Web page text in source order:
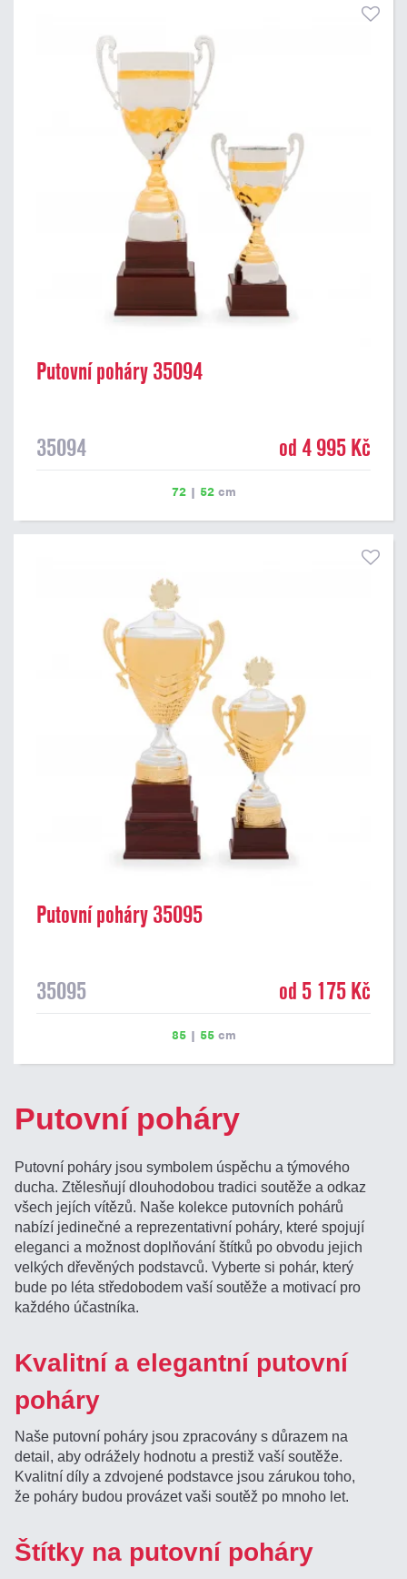
Putovní poháry 35094
35094 od 4 995 Kč
72| 52cm
Putovní poháry 35095
35095 od 5 175 Kč
85| 55cm
Putovní poháry
Putovní poháry jsou symbolem úspěchu a týmového
ducha. Ztělesňují dlouhodobou tradici soutěže a odkaz
všech jejích vítězů. Naše kolekce putovních pohárů
nabízí jedinečné a reprezentativní poháry, které spojují
eleganci a možnost doplňování štítků po obvodu jejich
velkých dřevěných podstavců. Vyberte si pohár, který
bude po léta středobodem vaší soutěže a motivací pro
každého účastníka.
Kvalitní a elegantní putovní
poháry
Naše putovní poháry jsou zpracovány s důrazem na
detail, aby odrážely hodnotu a prestiž vaší soutěže.
Kvalitní díly a zdvojené podstavce jsou zárukou toho,
že poháry budou provázet vaši soutěž po mnoho let.
Štítky na putovní poháry